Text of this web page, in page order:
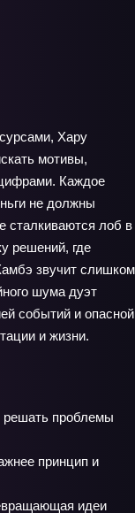
Хару
мотивы,
Каждое
не должны
сталкиваются лоб в
решений, где
звучит слишком
шума дуэт
событий и опасной
и жизни.
проблемы
принцип и
идеи